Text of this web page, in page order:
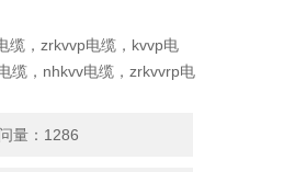
缆，zrkvvp电缆，kvvp电
缆，nhkvv电缆，zrkvvrp电
量：1286